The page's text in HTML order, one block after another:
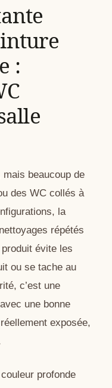
:
mais beaucoup de
des WC collés à
la
répétés
évite les
ou se tache au
c’est une
avec une bonne
exposée,
profonde